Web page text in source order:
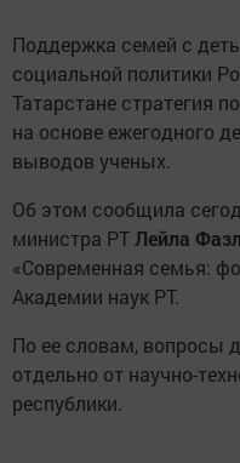
Поддержка семей с
социальной политики
Татарстане стратегия
на основе ежегодного
выводов ученых.
Об этом сообщила
министра РТЛейла
«Современная семья:
Академии наук РТ.
По ее словам, вопросы
отдельно от научно-
республики.